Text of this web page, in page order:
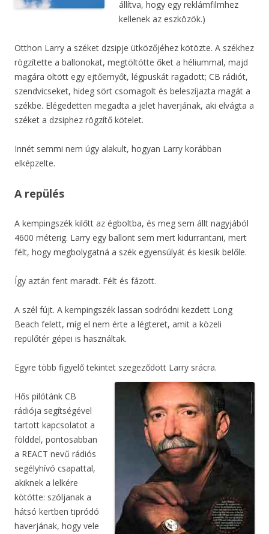
állítva, hogy egy reklámfilmhez
kellenek az eszközök.)
Otthon Larry a széket dzsipje ütközőjéhez kötözte. A székhez
rögzítette a ballonokat, megtöltötte őket a héliummal, majd
magára öltött egy ejtőernyőt, légpuskát ragadott; CB rádiót,
szendvicseket, hideg sört csomagolt és beleszíjazta magát a
székbe. Elégedetten megadta a jelet haverjának, aki elvágta a
széket a dzsiphez rögzítő kötelet.
Innét semmi nem úgy alakult, hogyan Larry korábban
elképzelte.
A repülés
A kempingszék kilőtt az égboltba, és meg sem állt nagyjából
4600 méterig. Larry egy ballont sem mert kidurrantani, mert
félt, hogy megbolygatná a szék egyensúlyát és kiesik belőle.
Így aztán fent maradt. Félt és fázott.
A szél fújt. A kempingszék lassan sodródni kezdett Long
Beach felett, míg el nem érte a légteret, amit a közeli
repülőtér gépei is használtak.
Egyre több figyelő tekintet szegeződött Larry srácra.
Hős pilótánk CB
rádiója segítségével
tartott kapcsolatot a
földdel, pontosabban
a REACT nevű rádiós
segélyhívó csapattal,
akiknek a lelkére
kötötte: szóljanak a
hátsó kertben tipródó
haverjának, hogy vele